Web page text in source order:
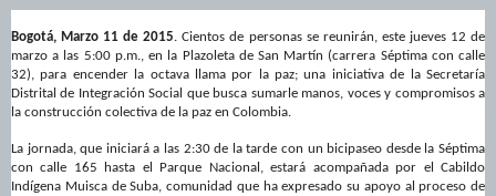
Bogotá, Marzo 11 de 2015.Cientos de personas se reunirán, este jueves 12 de
marzo a las 5:00 p.m., en la Plazoleta de San Martín (carrera Séptima con calle
32), para encender la octava llama por la paz; una iniciativa de la Secretaría
Distrital de Integración Social que busca sumarle manos, voces y compromisos a
la construcción colectiva de la paz en Colombia.
La jornada, que iniciará a las 2:30 de la tarde con un bicipaseo desde la Séptima
con calle 165 hasta el Parque Nacional, estará acompañada por el Cabildo
Indígena Muisca de Suba, comunidad que ha expresado su apoyo al proceso de